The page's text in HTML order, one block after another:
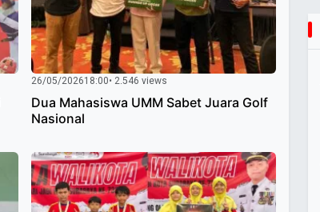
26/05/202618:00• 2.546 views
Dua Mahasiswa UMM Sabet Juara Golf
Nasional